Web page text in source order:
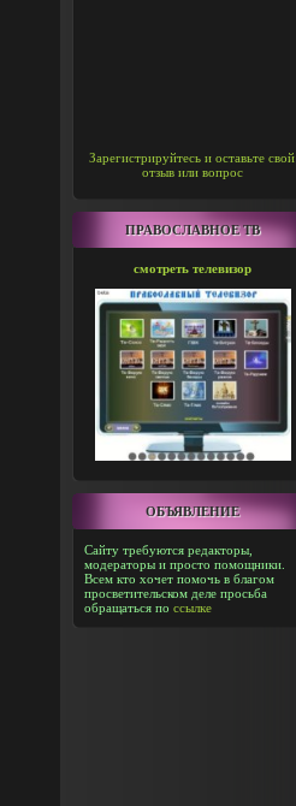
Зарегистрируйтесь и оставьте свой
отзыв или вопрос
ПРАВОСЛАВНОЕ ТВ
смотреть телевизор
ОБЪЯВЛЕНИЕ
Сайту требуются редакторы,
модераторы и просто помощники.
Всем кто хочет помочь в благом
просветительском деле просьба
обращаться по ссылке